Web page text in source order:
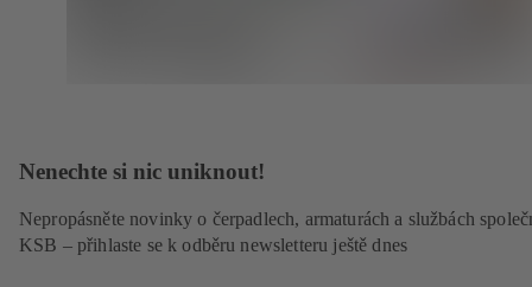
Nenechte si nic uniknout!
Nepropásněte novinky o čerpadlech, armaturách a službách
KSB – přihlaste se k odběru newsletteru ještě dnes